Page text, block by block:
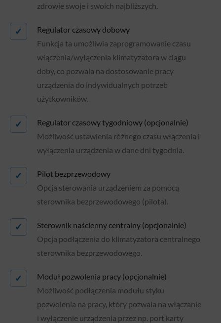
zdrowie swoje i swoich najbliższych.
✓
Regulator czasowy dobowy
Funkcja ta umożliwia zaprogramowanie czasu
włączenia/wyłączenia klimatyzatora w ciągu
doby, co pozwala na dostosowanie pracy
urządzenia do indywidualnych potrzeb
użytkowników.
✓
Regulator czasowy tygodniowy (opcjonalnie)
Możliwość ustawienia różnego czasu włączenia i
wyłączenia urządzenia w dane dni tygodnia.
✓
Pilot bezprzewodowy
Opcja sterowania urządzeniem za pomocą
sterownika bezprzewodowego (pilota).
✓
Sterownik naścienny centralny (opcjonalnie)
Opcja podłączenia do klimatyzatora centralnego
sterownika bezprzewodowego.
✓
Moduł pozwolenia pracy (opcjonalnie)
Możliwość podłączenia modułu styku
pozwolenia na pracy, który pozwala na włączanie
i wyłączenie urządzenia przez np. port karty